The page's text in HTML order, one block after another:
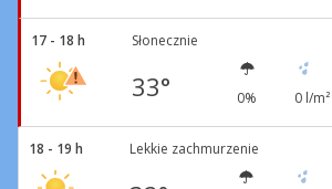
17 - 18 h Słonecznie
33° 0% 0 l/m²
18 - 19 h Lekkie zachmurzenie